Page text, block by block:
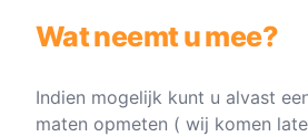
Wat neemt u mee?
Indien mogelijk kunt u alvast
maten opmeten ( wij komen